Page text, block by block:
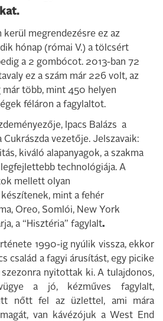
kerül megrendezésre ez az
hónap (római V.) a tölcsért
a 2 gombócot. 2013-ban 72
ez a szám már 226 volt, az
már több, mint 450 helyen
féláron a fagylaltot.
Ipacs Balázs a
vezetője. Jelszavaik:
kiváló alapanyagok, a szakma
technológiája. A
mellett olyan
mint a fehér
Oreo, Somlói, New York
a “Hisztéria” fagylalt.
1990-ig nyúlik vissza, ekkor
család a fagyi árusítást, egy picike
szezonra nyitottak ki. A tulajdonos,
a jó, kézműves fagylalt,
nőtt fel az üzlettel, ami mára
van kávézójuk a West End